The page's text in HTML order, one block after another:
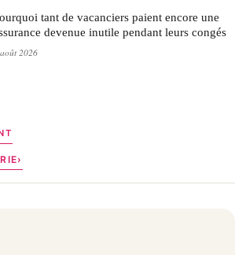
tant de vacanciers paient encore une
devenue inutile pendant leurs congés
2026